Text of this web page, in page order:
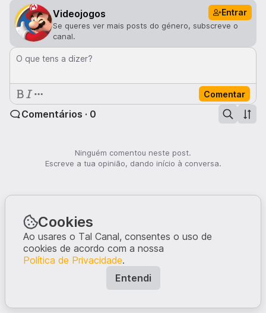
Videojogos Entrar
Se queres ver mais posts do género, subscreve o
canal.
O que tens a dizer?
Comentar
Comentários · 0
Ninguém comentou neste post.
Escreve a tua opinião, dando início à conversa.
Cookies
Ao usares o Tal Canal, consentes o uso de
cookies de acordo com a nossa
Política de Privacidade.
Entendi